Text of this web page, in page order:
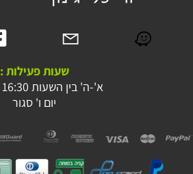
שעות פעילות :
א'-ה' בין השעות 16:30 - 09:00
יום ו' סגור